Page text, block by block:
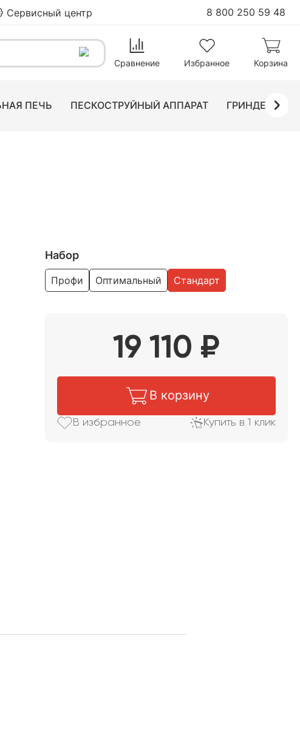
Сервисный центр 8 800 250 59 48
Сравнение Избранное Корзина
ПЕЧЬ ПЕСКОСТРУЙНЫЙ АППАРАТ ГРИНДЕР
Набор
Профи Оптимальный Стандарт
19 110 ₽
В корзину
В избранное Купить в 1 клик